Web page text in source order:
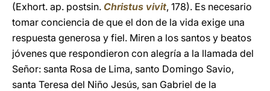
(Exhort. ap. postsin. Christus vivit, 178). Es necesario
tomar conciencia de que el don de la vida exige una
respuesta generosa y fiel. Miren a los santos y beatos
jóvenes que respondieron con alegría a la llamada del
Señor: santa Rosa de Lima, santo Domingo Savio,
santa Teresa del Niño Jesús, san Gabriel de la